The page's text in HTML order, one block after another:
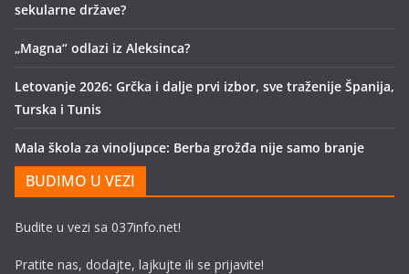
sekularne države?
„Magna“ odlazi iz Aleksinca?
Letovanje 2026: Grčka i dalje prvi izbor, sve traženije Španija,
Turska i Tunis
Mala škola za vinoljupce: Berba grožđa nije samo branje
BUDIMO U VEZI
Budite u vezi sa 037info.net!
Pratite nas, dodajte, lajkujte ili se prijavite!